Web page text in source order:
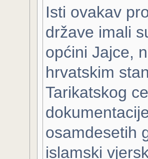
Isti ovakav
države imali
općini Jajce,
hrvatskim
Tarikatskog
osamdesetih
islamski